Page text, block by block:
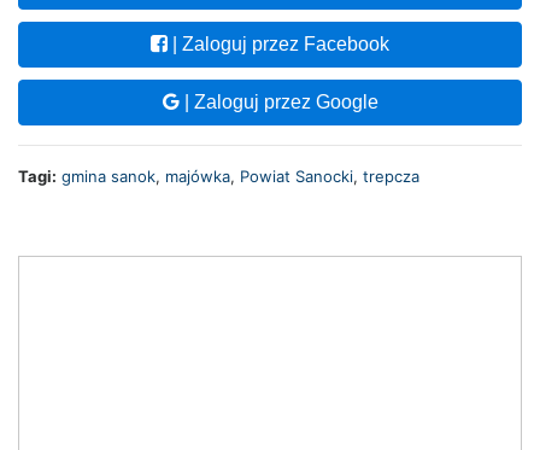
| Zaloguj przez Facebook
| Zaloguj przez Google
Tagi: gmina sanok, majówka, Powiat Sanocki, trepcza